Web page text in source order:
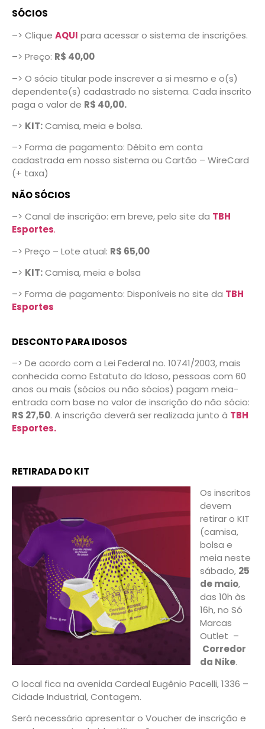
SÓCIOS
–> Clique AQUI para acessar o sistema de inscrições.
–> Preço: R$ 40,00
–> O sócio titular pode inscrever a si mesmo e o(s)
dependente(s) cadastrado no sistema. Cada inscrito
paga o valor de R$ 40,00.
–> KIT:Camisa, meia e bolsa.
–> Forma de pagamento: Débito em conta
cadastrada em nosso sistema ou Cartão – WireCard
(+ taxa)
NÃO SÓCIOS
–> Canal de inscrição: em breve, pelo site da TBH
Esportes.
–> Preço – Lote atual: R$ 65,00
–> KIT:Camisa, meia e bolsa
–> Forma de pagamento: Disponíveis no site da TBH
Esportes
DESCONTO PARA IDOSOS
–> De acordo com a Lei Federal no. 10741/2003, mais
conhecida como Estatuto do Idoso, pessoas com 60
anos ou mais (sócios ou não sócios) pagam meia-
entrada com base no valor de inscrição do não sócio:
R$ 27,50. A inscrição deverá ser realizada junto à TBH
Esportes.
RETIRADA DO KIT
Os inscritos
devem
retirar o KIT
(camisa,
bolsa e
meia neste
sábado, 25
de maio,
das 10h às
16h, no Só
Marcas
Outlet –
Corredor
da Nike.
O local fica na avenida Cardeal Eugênio Pacelli, 1336 –
Cidade Industrial, Contagem.
Será necessário apresentar o Voucher de inscrição e